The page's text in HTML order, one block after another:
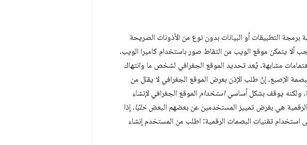
التطبيقات أو البيانات بدون نوع من الأذونات الصريحة
ألا يتمكن موقع الويب من التقاط صور باستخدام كاميرا الويب.
مشابهة. يُعد تحديد الموقع الجغرافي لشخص ما وانتهاك
الإصبع. إنّ طلب الإذن بعرض الموقع الجغرافي لا يقلل من
ولكنه يوقف بشكل أساسياستخدام الموقع الجغرافي لإنشاء
الرقمية هي بغرض تمييز المستخدمين عن بعضهم البعض خليًا. إذا
تقنيات البصمات الرقمية: اطلب من المستخدم إنشاء